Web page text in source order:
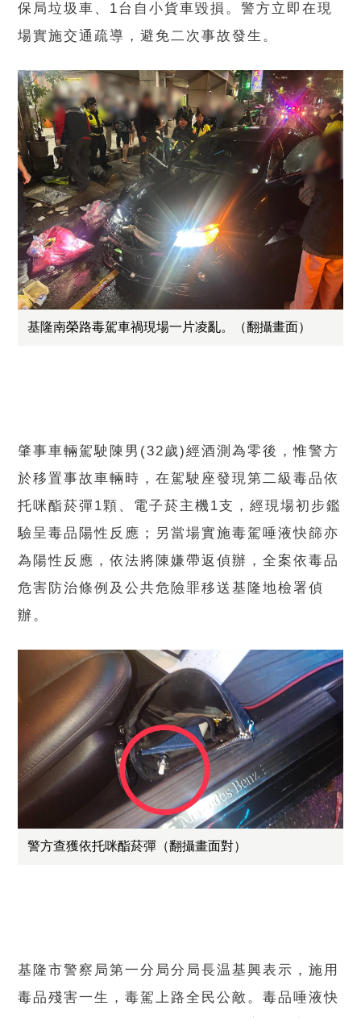
保局垃圾車、1台自小貨車毀損。警方立即在現
場實施交通疏導，避免二次事故發生。
基隆南榮路毒駕車禍現場一片凌亂。（翻攝畫面）
肇事車輛駕駛陳男(32歲)經酒測為零後，惟警方
於移置事故車輛時，在駕駛座發現第二級毒品依
托咪酯菸彈1顆、電子菸主機1支，經現場初步鑑
驗呈毒品陽性反應；另當場實施毒駕唾液快篩亦
為陽性反應，依法將陳嫌帶返偵辦，全案依毒品
危害防治條例及公共危險罪移送基隆地檢署偵
辦。
警方查獲依托咪酯菸彈（翻攝畫面對）
基隆市警察局第一分局分局長温基興表示，施用
毒品殘害一生，毒駕上路全民公敵。毒品唾液快